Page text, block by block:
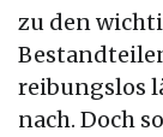
zu den
reibungslos
nach. Doch